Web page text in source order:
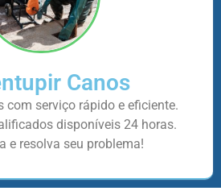
Canos
com serviço rápido e eficiente.
disponíveis 24 horas.
e resolva seu problema!